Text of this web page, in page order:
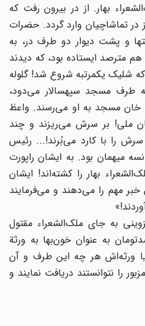
بهار. از در بیرون رفت که
تماشاچیان وارد گردد. حضرات
و پشت دیوار دو طرف در، به
مترصد ایستاده بود، که دیدند
که شلیک یکمرتبه شروع شد! گلوله
مسجد سپهسالار می‌دود،
مسجد به او می‌رسند. واعظ
ملی! بر سرش می‌ریزند و چند
را با کارد می‌بُرند!... رئیس
میهمان بود. به ایشان راپورت
بهار را کشته‌اند! ایشان
مهم را می‌دهند و می‌فرمایند
به جای ملک‌الشعراء مقتول
به عنوان خون‌بها به ورثة
ورثه‌اش هر چه این طرف و آن
را نتوانستند دریافت نمایند و